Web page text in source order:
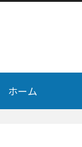
ホーム